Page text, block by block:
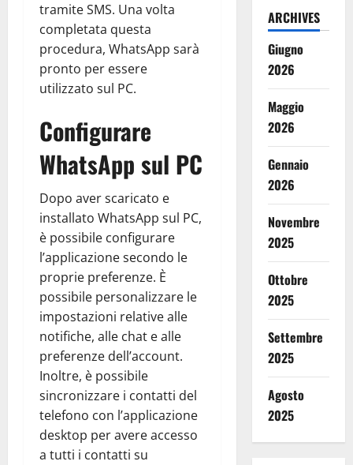
tramite SMS. Una volta
completata questa
procedura, WhatsApp sarà
pronto per essere
utilizzato sul PC.
Configurare
WhatsApp sul PC
Dopo aver scaricato e
installato WhatsApp sul PC,
è possibile configurare
l’applicazione secondo le
proprie preferenze. È
possibile personalizzare le
impostazioni relative alle
notifiche, alle chat e alle
preferenze dell’account.
Inoltre, è possibile
sincronizzare i contatti del
telefono con l’applicazione
desktop per avere accesso
a tutti i contatti su
ARCHIVES
Giugno
2026
Maggio
2026
Gennaio
2026
Novembre
2025
Ottobre
2025
Settembre
2025
Agosto
2025